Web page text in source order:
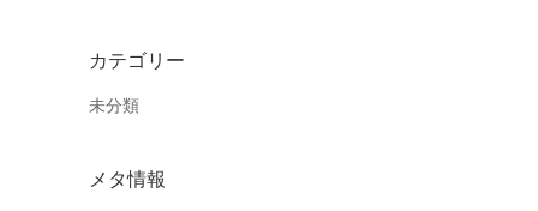
カテゴリー
未分類
メタ情報